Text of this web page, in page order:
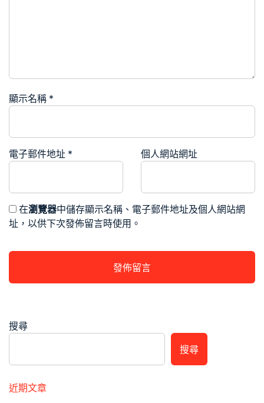
顯示名稱 *
電子郵件地址 * 個人網站網址
在瀏覽器中儲存顯示名稱、電子郵件地址及個人網站網
址，以供下次發佈留言時使用。
搜尋
搜尋
近期文章